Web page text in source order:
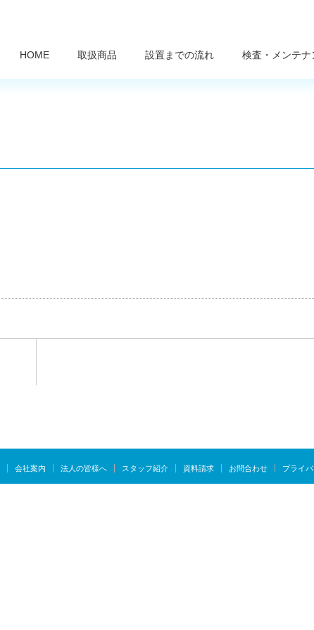
HOME 取扱商品 設置までの流れ 検査・メンテナ
会社案内 法人の皆様へ スタッフ紹介 資料請求 お問合わせ プライ